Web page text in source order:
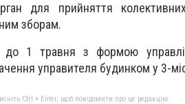
для прийняття
зборам.
до 1 травня з формою
управителя будинком у 3-
Ctrl + Enter, щоб повідомити про це редакцію